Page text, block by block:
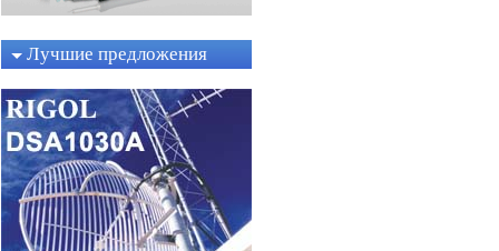
Лучшие предложения